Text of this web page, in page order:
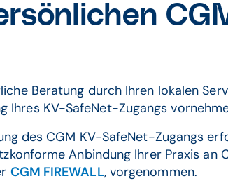
Beratung durch Ihren lokalen
Ihres KV-SafeNet-Zugangs
des CGM KV-SafeNet-Zugangs
Anbindung Ihrer Praxis an
CGM FIREWALL, vorgenommen.